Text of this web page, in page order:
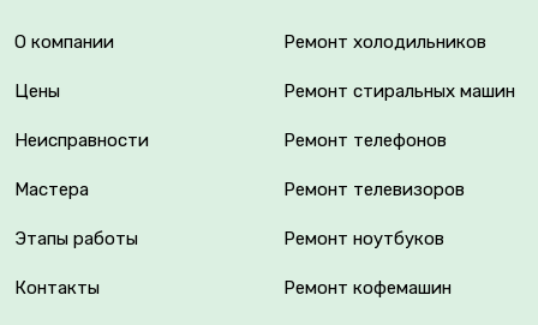
О компании
Цены
Неисправности
Мастера
Этапы работы
Контакты
Ремонт холодильников
Ремонт стиральных машин
Ремонт телефонов
Ремонт телевизоров
Ремонт ноутбуков
Ремонт кофемашин